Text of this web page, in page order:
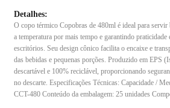
Detalhes:
O copo térmico Copobras de 480ml é ideal para
a temperatura por mais tempo e garantindo praticidade
escritórios. Seu design cônico facilita o encaixe e
das bebidas e pequenas porções. Produzido em EPS
descartável e 100% reciclável, proporcionando
no descarte. Especificações Técnicas: Capacidade /
CCT-480 Conteúdo da embalagem: 25 unidades